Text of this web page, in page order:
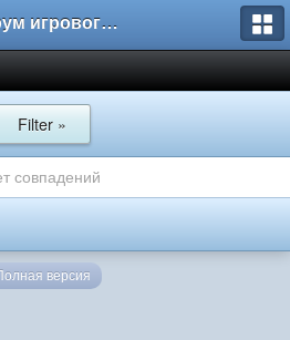
Форум игрового проекта Riverrise
Filter »
совпадений
версия